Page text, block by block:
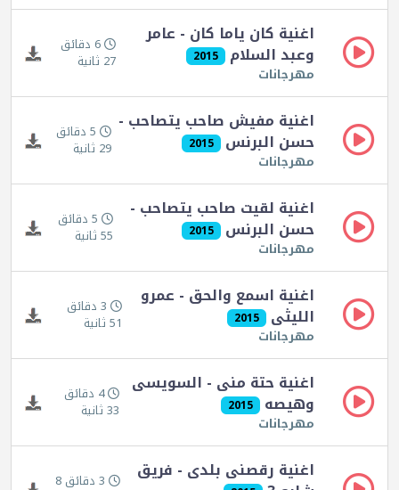
اغنية كان ياما كان - عامر
وعبد السلام 2015
مهرجانات
6 دقائق
27 ثانية
اغنية مفيش صاحب يتصاحب -
حسن البرنس 2015
مهرجانات
5 دقائق
29 ثانية
اغنية لقيت صاحب يتصاحب -
حسن البرنس 2015
مهرجانات
5 دقائق
55 ثانية
اغنية اسمع والحق - عمرو
الليثى 2015
مهرجانات
3 دقائق
51 ثانية
اغنية حتة منى - السويسى
وهيصه 2015
مهرجانات
4 دقائق
33 ثانية
اغنية رقصنى بلدى - فريق 3 دقائق 8